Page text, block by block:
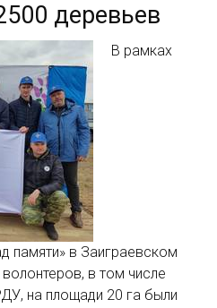
деревьев
В рамках
памяти» в Заиграевском
в том числе
на площади 20 га были